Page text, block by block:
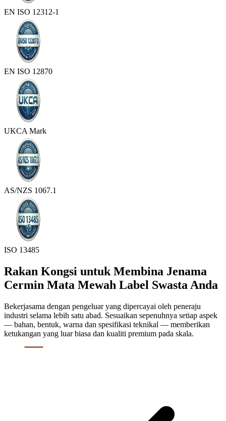
EN ISO 12312-1
EN ISO 12870
UKCA Mark
AS/NZS 1067.1
ISO 13485
Rakan Kongsi untuk Membina Jenama
Cermin Mata Mewah Label Swasta Anda
Bekerjasama dengan pengeluar yang dipercayai oleh peneraju
industri selama lebih satu abad. Sesuaikan sepenuhnya setiap aspek
— bahan, bentuk, warna dan spesifikasi teknikal — memberikan
ketukangan yang luar biasa dan kualiti premium pada skala.